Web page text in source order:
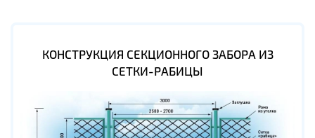
КОНСТРУКЦИЯ СЕКЦИОННОГО ЗАБОРА ИЗ
СЕТКИ-РАБИЦЫ